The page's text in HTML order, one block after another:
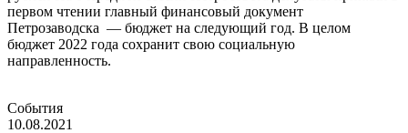
первом чтении главный финансовый документ
Петрозаводска — бюджет на следующий год. В целом
бюджет 2022 года сохранит свою социальную
направленность.
События
10.08.2021